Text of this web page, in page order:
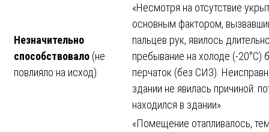
Незначительно
способствовало (не
повлияло на исход).
«Несмотря на отсутствие
основным фактором,
пальцев рук, явилось
пребывание на холоде (-20°C)
перчаток (без СИЗ).
здании не явилась причиной:
находился в здании».
«Помещение отапливалось,